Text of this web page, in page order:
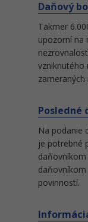
Daňový
Takmer
upozorní na
vzniknutého
Posledné
Na podanie
je potrebné
daňovníkom
povinností.